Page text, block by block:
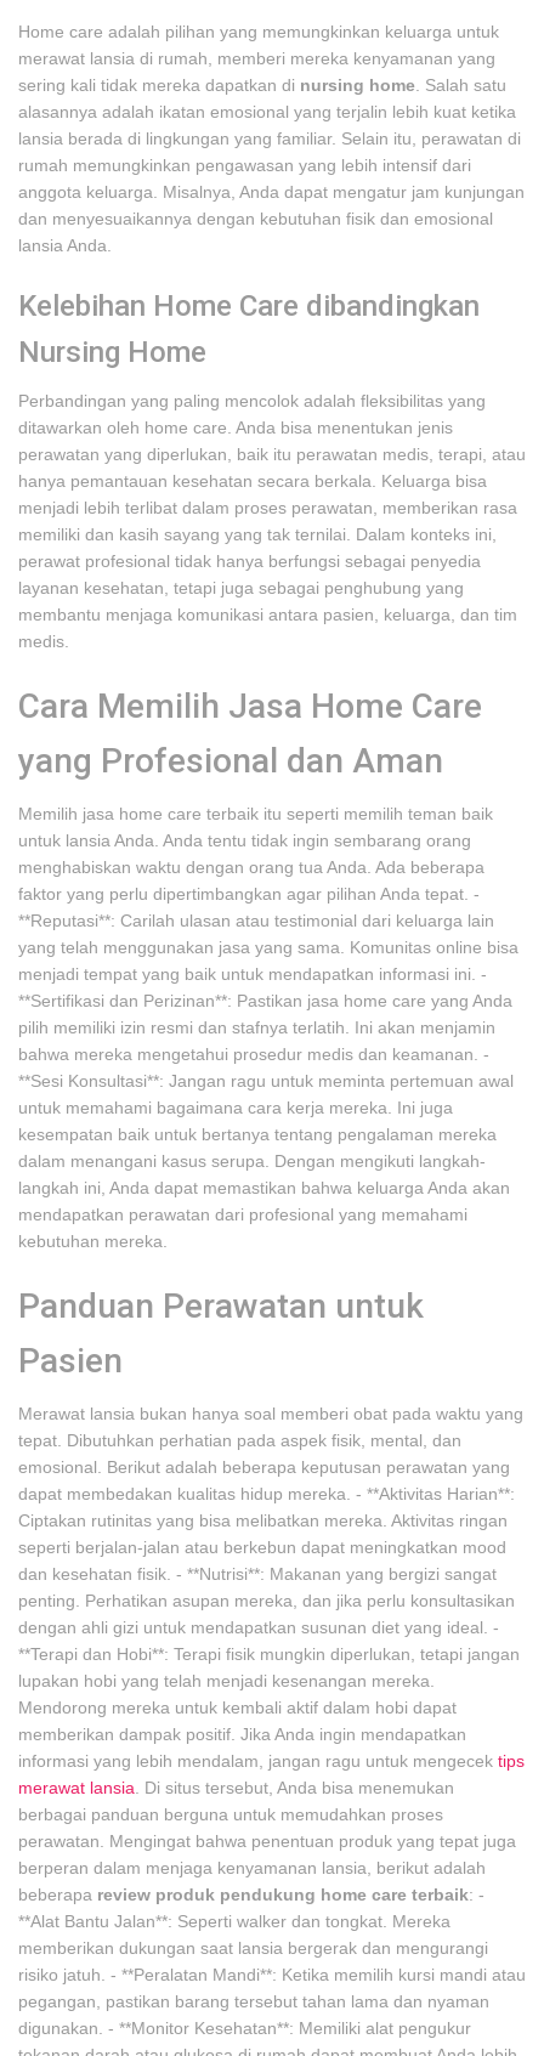
Home care adalah pilihan yang memungkinkan keluarga untuk
merawat lansia di rumah, memberi mereka kenyamanan yang
sering kali tidak mereka dapatkan di nursing home . Salah satu
alasannya adalah ikatan emosional yang terjalin lebih kuat ketika
lansia berada di lingkungan yang familiar. Selain itu, perawatan di
rumah memungkinkan pengawasan yang lebih intensif dari
anggota keluarga. Misalnya, Anda dapat mengatur jam kunjungan
dan menyesuaikannya dengan kebutuhan fisik dan emosional
lansia Anda.
Kelebihan Home Care dibandingkan
Nursing Home
Perbandingan yang paling mencolok adalah fleksibilitas yang
ditawarkan oleh home care. Anda bisa menentukan jenis
perawatan yang diperlukan, baik itu perawatan medis, terapi, atau
hanya pemantauan kesehatan secara berkala. Keluarga bisa
menjadi lebih terlibat dalam proses perawatan, memberikan rasa
memiliki dan kasih sayang yang tak ternilai. Dalam konteks ini,
perawat profesional tidak hanya berfungsi sebagai penyedia
layanan kesehatan, tetapi juga sebagai penghubung yang
membantu menjaga komunikasi antara pasien, keluarga, dan tim
medis.
Cara Memilih Jasa Home Care
yang Profesional dan Aman
Memilih jasa home care terbaik itu seperti memilih teman baik
untuk lansia Anda. Anda tentu tidak ingin sembarang orang
menghabiskan waktu dengan orang tua Anda. Ada beberapa
faktor yang perlu dipertimbangkan agar pilihan Anda tepat. -
**Reputasi**: Carilah ulasan atau testimonial dari keluarga lain
yang telah menggunakan jasa yang sama. Komunitas online bisa
menjadi tempat yang baik untuk mendapatkan informasi ini. -
**Sertifikasi dan Perizinan**: Pastikan jasa home care yang Anda
pilih memiliki izin resmi dan stafnya terlatih. Ini akan menjamin
bahwa mereka mengetahui prosedur medis dan keamanan. -
**Sesi Konsultasi**: Jangan ragu untuk meminta pertemuan awal
untuk memahami bagaimana cara kerja mereka. Ini juga
kesempatan baik untuk bertanya tentang pengalaman mereka
dalam menangani kasus serupa. Dengan mengikuti langkah-
langkah ini, Anda dapat memastikan bahwa keluarga Anda akan
mendapatkan perawatan dari profesional yang memahami
kebutuhan mereka.
Panduan Perawatan untuk
Pasien
Merawat lansia bukan hanya soal memberi obat pada waktu yang
tepat. Dibutuhkan perhatian pada aspek fisik, mental, dan
emosional. Berikut adalah beberapa keputusan perawatan yang
dapat membedakan kualitas hidup mereka. - **Aktivitas Harian**:
Ciptakan rutinitas yang bisa melibatkan mereka. Aktivitas ringan
seperti berjalan-jalan atau berkebun dapat meningkatkan mood
dan kesehatan fisik. - **Nutrisi**: Makanan yang bergizi sangat
penting. Perhatikan asupan mereka, dan jika perlu konsultasikan
dengan ahli gizi untuk mendapatkan susunan diet yang ideal. -
**Terapi dan Hobi**: Terapi fisik mungkin diperlukan, tetapi jangan
lupakan hobi yang telah menjadi kesenangan mereka.
Mendorong mereka untuk kembali aktif dalam hobi dapat
memberikan dampak positif. Jika Anda ingin mendapatkan
informasi yang lebih mendalam, jangan ragu untuk mengecek tips
merawat lansia . Di situs tersebut, Anda bisa menemukan
berbagai panduan berguna untuk memudahkan proses
perawatan. Mengingat bahwa penentuan produk yang tepat juga
berperan dalam menjaga kenyamanan lansia, berikut adalah
beberapa review produk pendukung home care terbaik: -
**Alat Bantu Jalan**: Seperti walker dan tongkat. Mereka
memberikan dukungan saat lansia bergerak dan mengurangi
risiko jatuh. - **Peralatan Mandi**: Ketika memilih kursi mandi atau
pegangan, pastikan barang tersebut tahan lama dan nyaman
digunakan. - **Monitor Kesehatan**: Memiliki alat pengukur